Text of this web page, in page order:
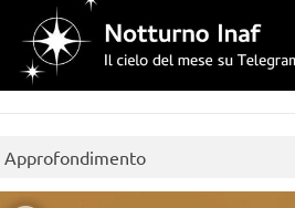
Approfondimento